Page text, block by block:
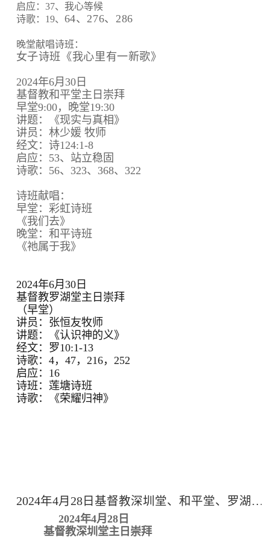
启应：37、我心等候
诗歌：19、 64、 276、 286
晚堂献唱诗班：
女子诗班《我心里有一新歌》
2024年6月30日
基督教和平堂主日崇拜
早堂9:00，晚堂19:30
讲题：《现实与真相》
讲员：林少媛 牧师
经文：诗124:1-8
启应：53、站立稳固
诗歌：56、323、368、322
诗班献唱：
早堂：彩虹诗班
《我们去》
晚堂：和平诗班
《祂属于我》
2024年6月30日
基督教罗湖堂主日崇拜
（早堂）
讲员：张恒友牧师
讲题：《认识神的义》
经文：罗10:1-13
诗歌：4，47，216，252
启应：16
诗班：莲塘诗班
诗歌：《荣耀归神》
2024年4月28日基督教深圳堂、和平堂、罗湖堂主日崇拜
2024年4月28日
基督教深圳堂主日崇拜